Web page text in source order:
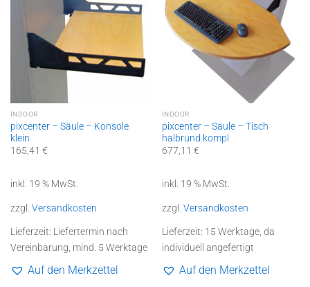
INDOOR
pixcenter – Säule – Konsole
klein
165,41 €
inkl. 19 % MwSt.
zzgl. Versandkosten
Lieferzeit: Liefertermin nach
Vereinbarung, mind. 5 Werktage
Auf den Merkzettel
INDOOR
pixcenter – Säule – Tisch
halbrund kompl
677,11 €
inkl. 19 % MwSt.
zzgl. Versandkosten
Lieferzeit: 15 Werktage, da
individuell angefertigt
Auf den Merkzettel